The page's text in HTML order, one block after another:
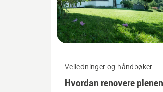
Veiledninger og håndbøker
Hvordan renovere plenen